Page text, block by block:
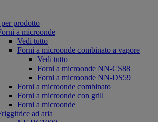
prodotto
a microonde
Vedi tutto
Forni a microonde combinato a vapore
Vedi tutto
Forni a microonde NN-CS88
Forni a microonde NN-DS59
Forni a microonde combinato
Forni a microonde con grill
Forni a microonde
ad aria